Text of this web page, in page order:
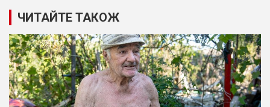
ЧИТАЙТЕ ТАКОЖ